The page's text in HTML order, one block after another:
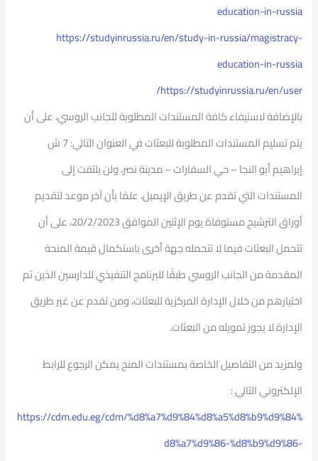
education-in-russia
https://studyinrussia.ru/en/study-in-russia/magistracy-
education-in-russia
https://studyinrussia.ru/en/user/
بالإضافة لاستيفاء كافة المستندات المطلوبة للجانب الروسي، على أن
يتم تسليم المستندات المطلوبة للبعثات في العنوان التالي: 7 ش
إبراهيم أبو النجا – حي السفارات – مدينة نصر، ولن يلتفت إلى
المستندات التي تقدم عن طريق الإيميل، علمًا بأن آخر موعد لتقديم
أوراق الترشيح مستوفاة يوم الإثنين الموافق 20/2/2023، على أن
تتحمل البعثات فيما لا تتحمله جهة أخرى باستكمال قيمة المنحة
المقدمة من الجانب الروسي طبقًا للبرنامج التنفيذي للدارسين الذين تم
اختيارهم من خلال الإدارة المركزية للبعثات، ومن تقدم عن غير طريق
الإدارة لا يجوز تمويله من البعثات.
ولمزيد من التفاصيل الخاصة بمستندات المنح يمكن الرجوع للرابط
الإلكتروني التالي :
https://cdm.edu.eg/cdm/%d8%a7%d9%84%d8%a5%d8%b9%d9%84%
d8%a7%d9%86-%d8%b9%d9%86-